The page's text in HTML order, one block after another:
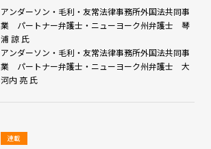
アンダーソン・毛利・友常法律事務所外国法共同事
業 パートナー弁護士・ニューヨーク州弁護士 琴
浦 諒 氏
アンダーソン・毛利・友常法律事務所外国法共同事
業 パートナー弁護士・ニューヨーク州弁護士 大
河内 亮 氏
連載